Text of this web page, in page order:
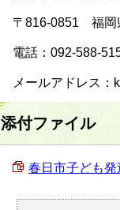
〒816-0851 福岡
電話：092-588-
メールアドレス：
添付ファイル
春日市子ども発